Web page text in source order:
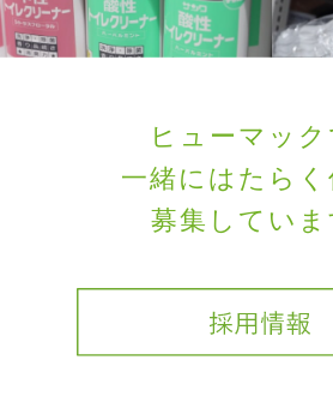
ヒューマック
一緒にはたらく
募集していま